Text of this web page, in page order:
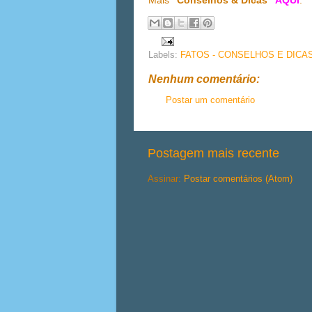
Labels: FATOS - CONSELHOS E
Nenhum comentário:
Postar um comentário
Postagem mais recente
Assinar: Postar comentários (Atom)